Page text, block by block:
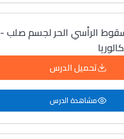
الرأسي الحر لجسم صلب -
تحميل الدرس
مشاهدة الدرس